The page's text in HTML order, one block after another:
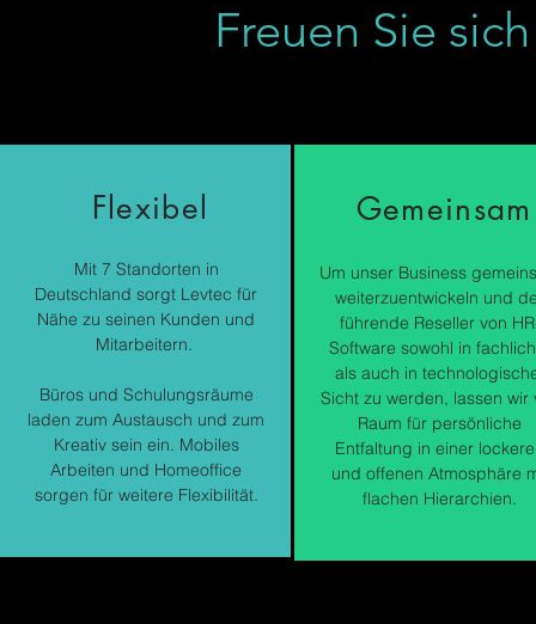
Freuen Sie
Gemeinsam
Um unser Business
weiterzuentwickeln und
führende Reseller von
Software sowohl in
als auch in
Sicht zu werden, lassen wir
Raum für persönliche
Entfaltung in einer
und offenen Atmosphäre
flachen Hierarchien.
Flexibel
Mit 7 Standorten in
Deutschland sorgt Levtecfür
Nähe zu seinen Kunden und
Mitarbeitern.
Büros und Schulungsräume
laden zum Austausch und zum
Kreativ sein ein. Mobiles
Arbeiten und Homeoffice
sorgen für weitere Flexibilität.